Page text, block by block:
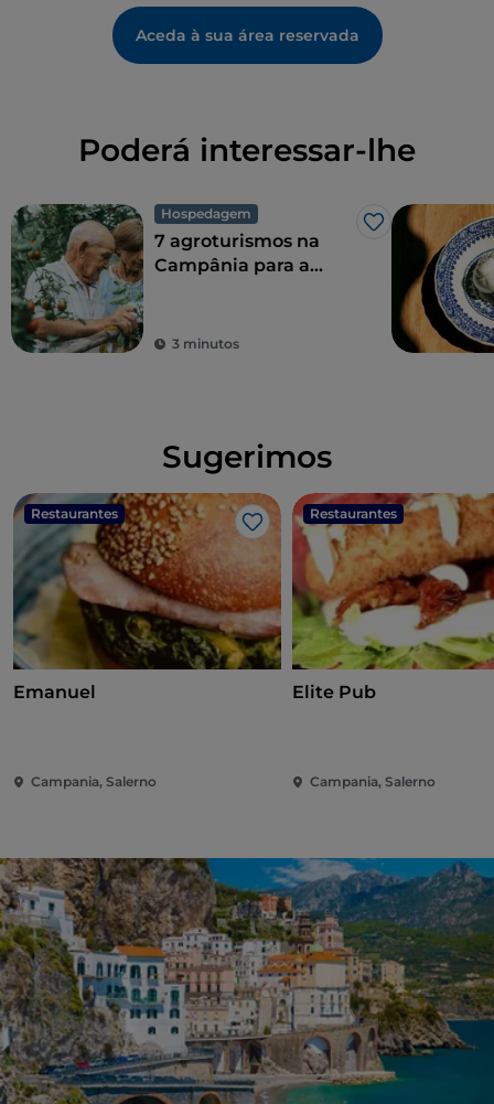
Aceda à sua área reservada
Poderá interessar-lhe
Hospedagem
Gosto
7 agroturismos na
Campânia para a
ecológica e sabor
3 minutos
Sugerimos
Restaurantes
Gosto
Emanuel
Campania, Salerno
Restaurantes
Elite Pub
Campania, Salerno